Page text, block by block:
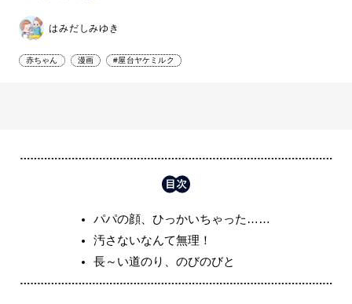
はみだしみゆき
赤ちゃん 漫画 #屋台ヤケミルク
パパの顔、ひっかいちゃった……
汚さないなんて無理！
長～い道のり、のびのびと